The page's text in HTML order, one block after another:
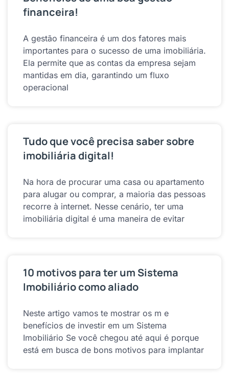
financeira!
A gestão financeira é um dos fatores mais
importantes para o sucesso de uma imobiliária.
Ela permite que as contas da empresa sejam
mantidas em dia, garantindo um fluxo
operacional
Tudo que você precisa saber sobre
imobiliária digital!
Na hora de procurar uma casa ou apartamento
para alugar ou comprar, a maioria das pessoas
recorre à internet. Nesse cenário, ter uma
imobiliária digital é uma maneira de evitar
10 motivos para ter um Sistema
Imobiliário como aliado
Neste artigo vamos te mostrar os m e
benefícios de investir em um Sistema
Imobiliário Se você chegou até aqui é porque
está em busca de bons motivos para implantar